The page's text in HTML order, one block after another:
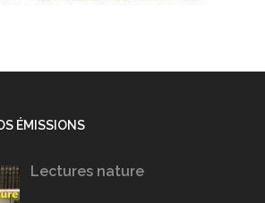
ÉMISSIONS
Lectures nature